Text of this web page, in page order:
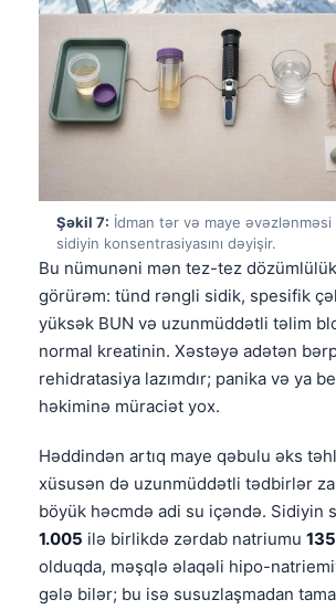
Şəkil 7: İdman tər və maye əvəzlənməsi
sidiyin konsentrasiyasını dəyişir.
Bu nümunəni mən tez-tez dözümlülük
görürəm: tünd rəngli sidik, spesifik
yüksək BUN və uzunmüddətli təlim
normal kreatinin. Xəstəyə adətən
rehidratasiya lazımdır; panika və ya
həkiminə müraciət yox.
Həddindən artıq maye qəbulu əks
xüsusən də uzunmüddətli tədbirlər
böyük həcmdə adi su içəndə. Sidiyin
1.005 ilə birlikdə zərdab natriumu
olduqda, məşqlə əlaqəli hipo-
gələ bilər; bu isə susuzlaşmadan
ไทย
ဗမာစာ
ភាសាខ្មែរ
Kiswahili
አማርኛ
Українська
O‘zbekcha
Қазақ тілі
Suomi
Hrvatski
پښتو
سنڌي
සිංහල
অসমীয়া